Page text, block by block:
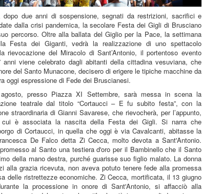
dopo due anni di sospensione, segnati da restrizioni, sacrifici e
dalla crisi pandemica, la secolare Festa dei Gigli di Brusciano
percorso. Oltre alla ballata del Giglio per la Pace, la settimana
Festa dei Giganti, vedrà la realizzazione di uno spettacolo
rievocazione del Miracolo di Sant’Antonio, il portentoso evento
anni viene celebrato dagli abitanti della cittadina vesuviana, che
del Santo Munacone, decisero di erigere le tipiche macchine da
oggi espressione di Fede dei Bruscianesi.
presso Piazza XI Settembre, sarà messa in scena la
teatrale dal titolo “Cortaucci – E fu subito festa”, con la
straordinaria di Gianni Savarese, che rievocherà, per l’appunto,
è associata la nascita della Festa dei Gigli. Si narra che
di Cortaucci, in quella che oggi è via Cavalcanti, abitasse la
De Falco detta Zi Cecca, molto devota a Sant'Antonio.
al Santo una testiera d'oro per il Bambinello che il Santo
della mano destra, purché guarisse suo figlio malato. La donna
alla grazia ricevuta, non aveva potuto tenere fede alla promessa
delle ristrettezze economiche. Zi Cecca, mortificata, il 13 giugno
la processione in onore di Sant'Antonio, si affacciò alla